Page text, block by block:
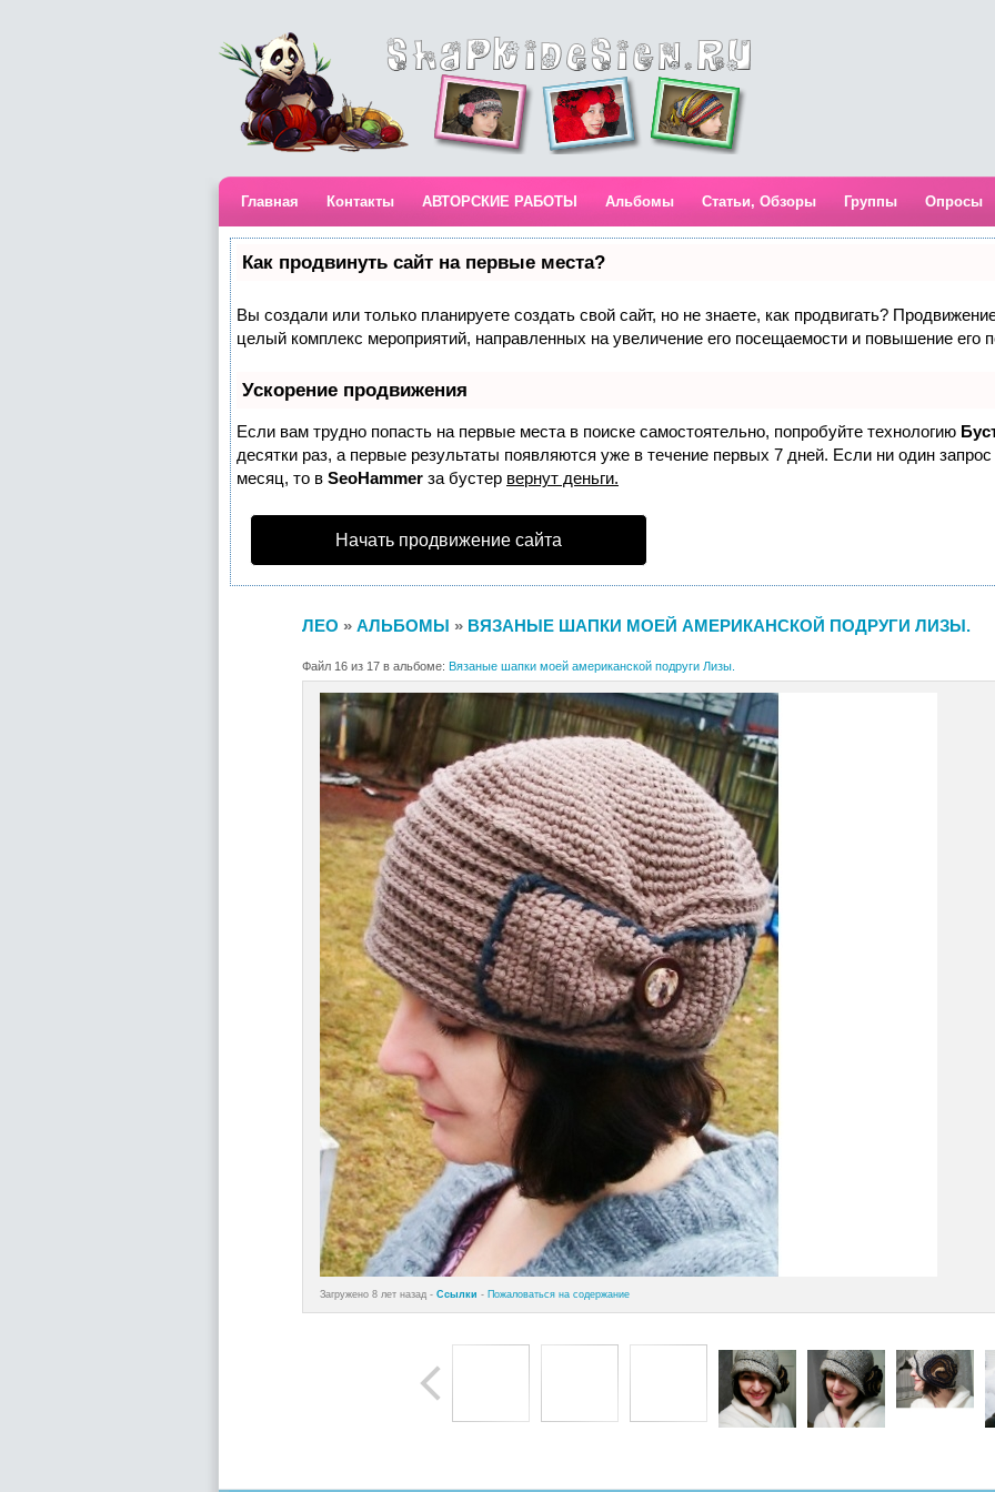
Главная Контакты АВТОРСКИЕ РАБОТЫ Альбомы Статьи, Обзоры Группы Опросы
Как продвинуть сайт на первые места?
Вы создали или только планируете создать свой сайт, но не знаете, как продвигать?
целый комплекс мероприятий, направленных на увеличение его посещаемости и повышение его
Ускорение продвижения
Если вам трудно попасть на первые места в поиске самостоятельно, попробуйте технологию
десятки раз, а первые результаты появляются уже в течение первых 7 дней. Если ни один
месяц, то в SeoHammer за бустер вернут деньги.
Начать продвижение сайта
ЛЕО » АЛЬБОМЫ » ВЯЗАНЫЕ ШАПКИ МОЕЙ АМЕРИКАНСКОЙ ПОДРУГИ ЛИЗЫ.
Файл 16 из 17 в альбоме: Вязаные шапки моей американской подруги Лизы.
Загружено 8 лет назад - Ссылки - Пожаловаться на содержание